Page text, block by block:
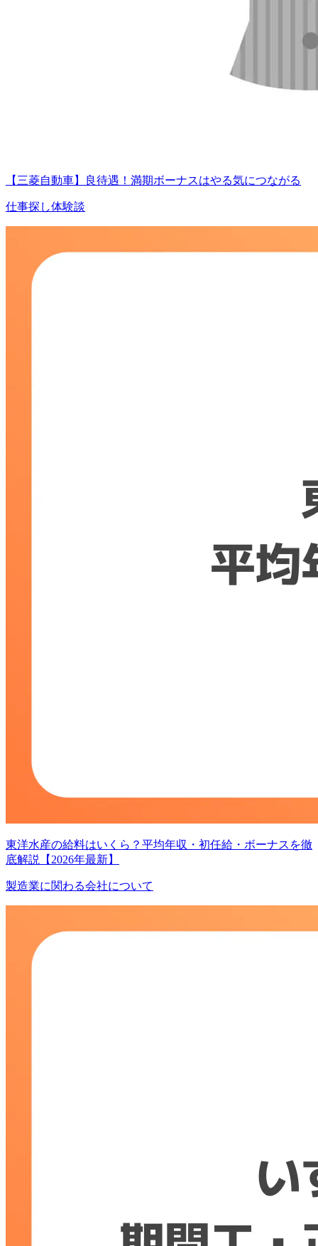
【三菱自動車】良待遇！満期ボーナスはやる気につながる
仕事探し体験談
東洋水産の給料はいくら？平均年収・初任給・ボーナスを徹
底解説【2026年最新】
製造業に関わる会社について